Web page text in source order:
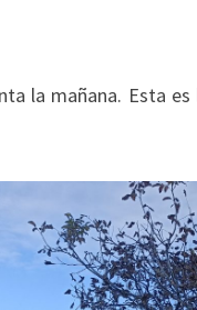
la mañana. Esta